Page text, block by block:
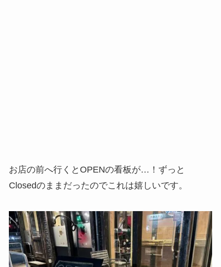
お店の前へ行くとOPENの看板が…！ずっと
Closedのままだったのでこれは嬉しいです。